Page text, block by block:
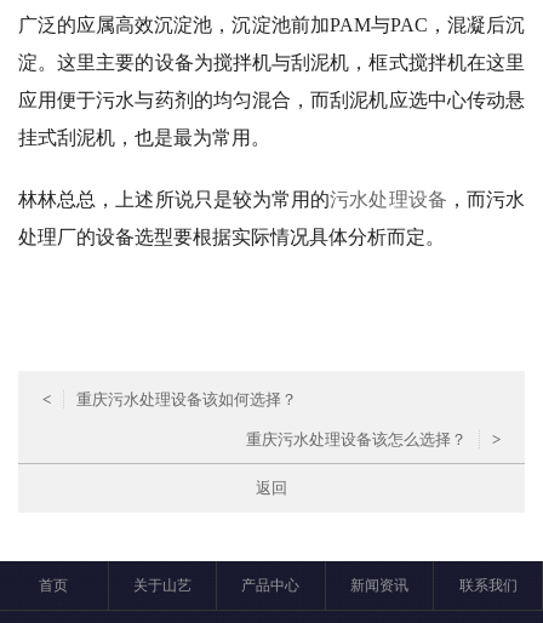
广泛的应属高效沉淀池，沉淀池前加PAM与PAC，混凝后沉
淀。这里主要的设备为搅拌机与刮泥机，框式搅拌机在这里
应用便于污水与药剂的均匀混合，而刮泥机应选中心传动悬
挂式刮泥机，也是最为常用。
林林总总，上述所说只是较为常用的污水处理设备 ，而污水
处理厂的设备选型要根据实际情况具体分析而定。
< 重庆污水处理设备该如何选择？
重庆污水处理设备该怎么选择？ >
返回
首页 关于山艺 产品中心 新闻资讯 联系我们